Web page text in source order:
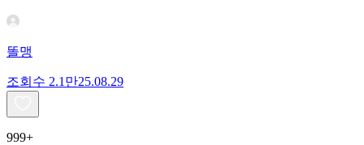
똘맹
조회수 2.1만25.08.29
999+